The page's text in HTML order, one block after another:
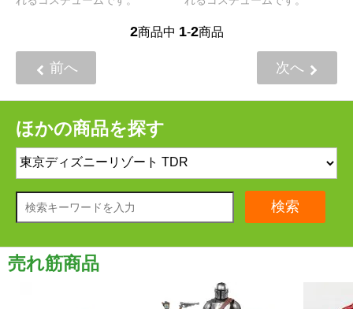
2商品中 1-2商品
前へ 次へ
ほかの商品を探す
検索
売れ筋商品